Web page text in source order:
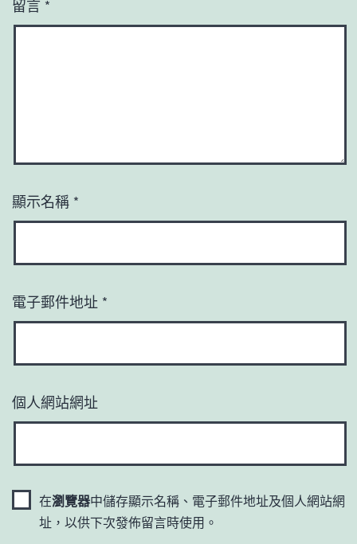
留言 *
顯示名稱 *
電子郵件地址 *
個人網站網址
在瀏覽器中儲存顯示名稱、電子郵件地址及個人網站網
址，以供下次發佈留言時使用。